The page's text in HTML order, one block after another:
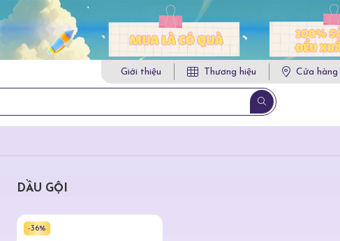
Giới thiệu Thương hiệu Cửa hàng
DẦU GỘI
-36%